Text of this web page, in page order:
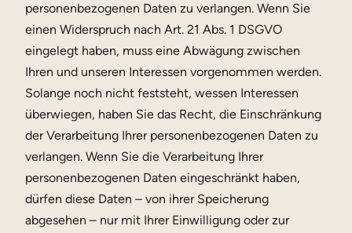
personenbezogenen Daten zu verlangen. Wenn Sie
einen Widerspruch nach Art. 21 Abs. 1 DSGVO
eingelegt haben, muss eine Abwägung zwischen
Ihren und unseren Interessen vorgenommen werden.
Solange noch nicht feststeht, wessen Interessen
überwiegen, haben Sie das Recht, die Einschränkung
der Verarbeitung Ihrer personenbezogenen Daten zu
verlangen. Wenn Sie die Verarbeitung Ihrer
personenbezogenen Daten eingeschränkt haben,
dürfen diese Daten – von ihrer Speicherung
abgesehen – nur mit Ihrer Einwilligung oder zur